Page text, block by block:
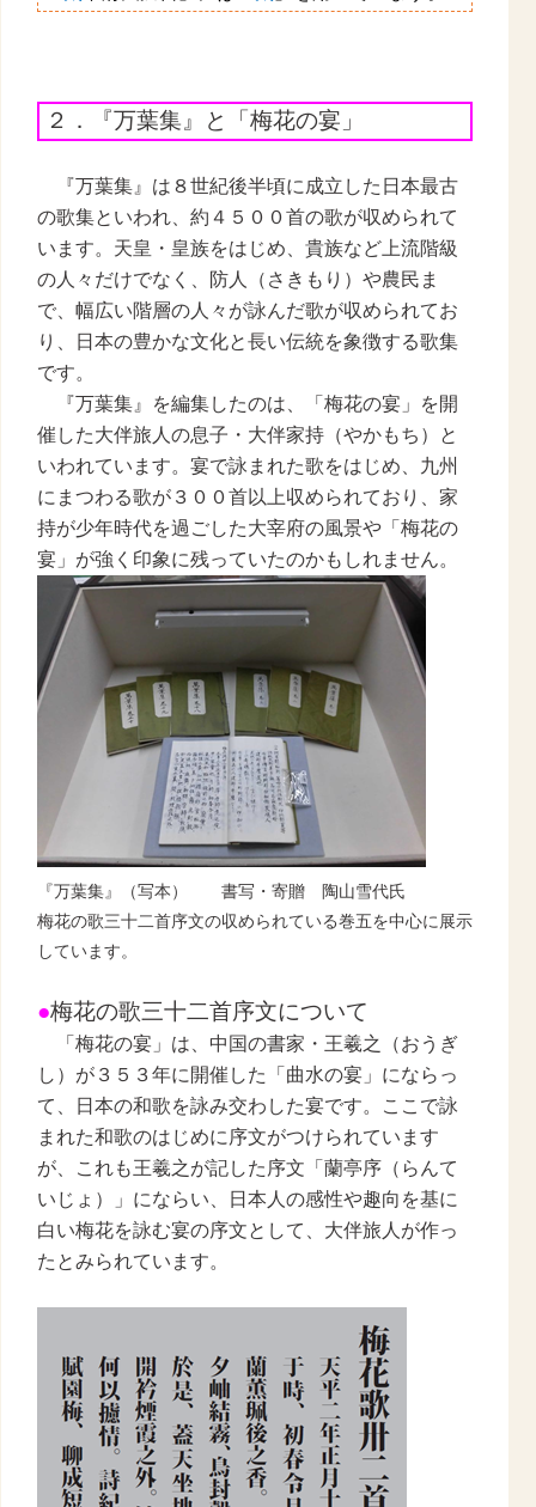
２．『万葉集』と「梅花の宴」
『万葉集』は８世紀後半頃に成立した日本最古
の歌集といわれ、約４５００首の歌が収められて
います。天皇・皇族をはじめ、貴族など上流階級
の人々だけでなく、防人（さきもり）や農民ま
で、幅広い階層の人々が詠んだ歌が収められてお
り、日本の豊かな文化と長い伝統を象徴する歌集
です。
『万葉集』を編集したのは、「梅花の宴」を開
催した大伴旅人の息子・大伴家持（やかもち）と
いわれています。宴で詠まれた歌をはじめ、九州
にまつわる歌が３００首以上収められており、家
持が少年時代を過ごした大宰府の風景や「梅花の
宴」が強く印象に残っていたのかもしれません。
『万葉集』（写本） 書写・寄贈 陶山雪代氏
梅花の歌三十二首序文の収められている巻五を中心に展示
しています。
●梅花の歌三十二首序文について
「梅花の宴」は、中国の書家・王羲之（おうぎ
し）が３５３年に開催した「曲水の宴」にならっ
て、日本の和歌を詠み交わした宴です。ここで詠
まれた和歌のはじめに序文がつけられています
が、これも王羲之が記した序文「蘭亭序（らんて
いじょ）」にならい、日本人の感性や趣向を基に
白い梅花を詠む宴の序文として、大伴旅人が作っ
たとみられています。